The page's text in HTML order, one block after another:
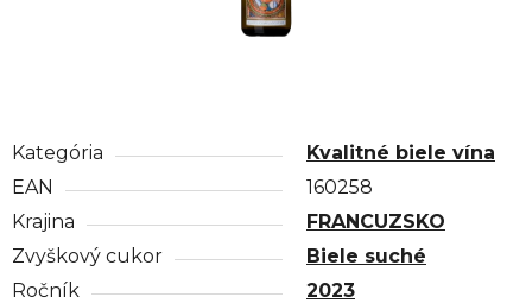
Kategória
Kvalitné biele vína
EAN
160258
Krajina
FRANCUZSKO
Zvyškový cukor
Biele suché
Ročník
2023